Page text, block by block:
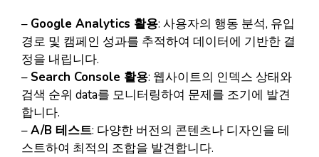
– Google Analytics 활용: 사용자의 행동 분석, 유입
경로 및 캠페인 성과를 추적하여 데이터에 기반한 결
정을 내립니다.
– Search Console 활용: 웹사이트의 인덱스 상태와
검색 순위 data를 모니터링하여 문제를 조기에 발견
합니다.
–A/B 테스트: 다양한 버전의 콘텐츠나 디자인을 테
스트하여 최적의 조합을 발견합니다.